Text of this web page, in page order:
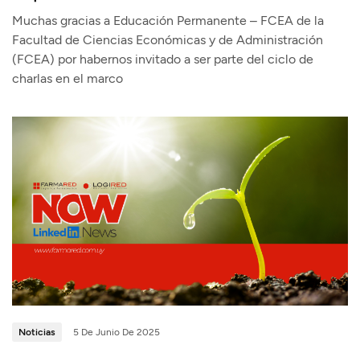
Muchas gracias a Educación Permanente – FCEA de la
Facultad de Ciencias Económicas y de Administración
(FCEA) por habernos invitado a ser parte del ciclo de
charlas en el marco
Noticias 5 De Junio De 2025